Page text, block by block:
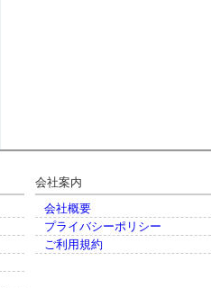
会社案内
会社概要
プライバシーポリシー
ご利用規約